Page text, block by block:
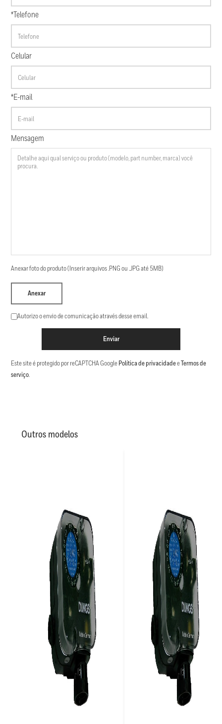
*Telefone
Celular
*E-mail
Mensagem
Anexar foto do produto (Inserir arquivos .PNG ou .JPG até 5MB)
Anexar
Autorizo o envio de comunicação através desse email.
Enviar
Este site é protegido por reCAPTCHA Google Política de privacidadee Termos de
serviço.
Outros modelos